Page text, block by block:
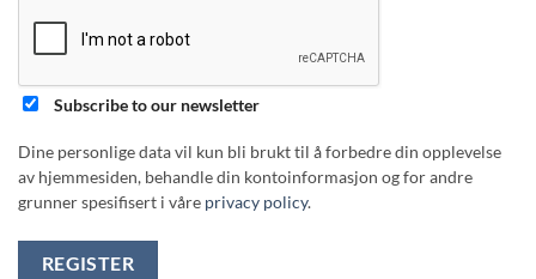
Subscribe to our newsletter
Dine personlige data vil kun bli brukt til å forbedre din opplevelse
av hjemmesiden, behandle din kontoinformasjon og for andre
grunner spesifisert i våre privacy policy.
REGISTER